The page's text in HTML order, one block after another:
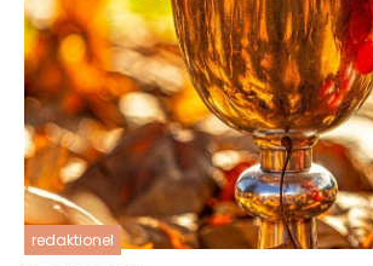
redaktionel